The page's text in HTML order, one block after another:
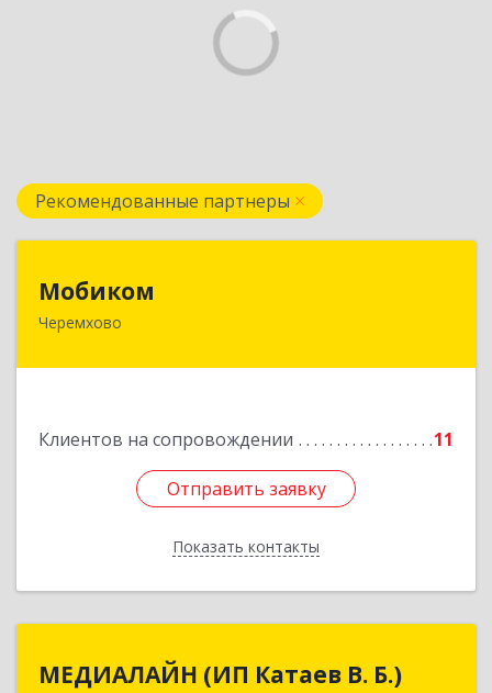
Рекомендованные партнеры
Мобиком
Черемхово
Клиентов на сопровождении 11
Отправить заявку
Показать контакты
Отправить заявку
Назад
МЕДИАЛАЙН (ИП Катаев В. Б.)
МЕДИАЛАЙН (ИП Катаев В. Б.)